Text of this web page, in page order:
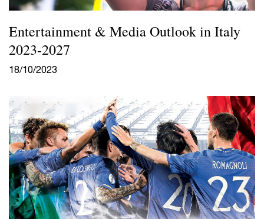
Entertainment & Media Outlook in Italy
2023-2027
18/10/2023